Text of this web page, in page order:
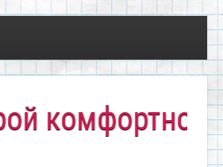
всем!"